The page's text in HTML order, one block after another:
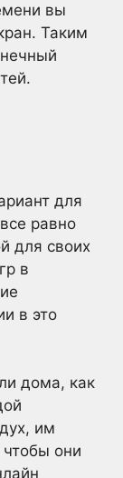
вы
Таким
для
равно
для своих
в
в это
дома, как
им
они